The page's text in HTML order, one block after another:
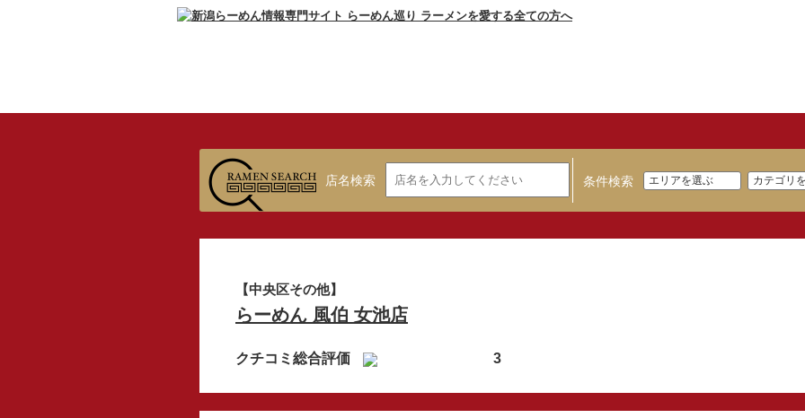
店名検索 条件検索
【中央区その他】
らーめん 風伯 女池店
クチコミ総合評価 3